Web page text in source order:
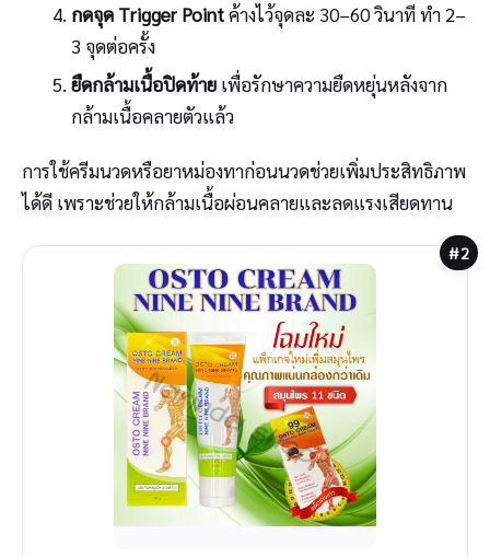
กดจุด Trigger Pointค้างไว้จุดละ 30–60 วินาที ทำ 2–
3 จุดต่อครั้ง
ยืดกล้ามเนื้อปิดท้ายเพื่อรักษาความยืดหยุ่นหลังจาก
กล้ามเนื้อคลายตัวแล้ว
การใช้ครีมนวดหรือยาหม่องทาก่อนนวดช่วยเพิ่มประสิทธิภาพ
ได้ดี เพราะช่วยให้กล้ามเนื้อผ่อนคลายและลดแรงเสียดทาน
#2